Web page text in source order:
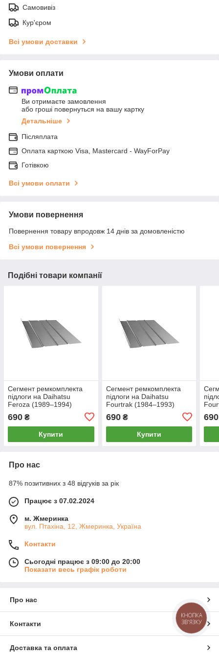
Самовивіз
Кур'єром
Всі умови доставки
Умови оплати
Ви отримаєте замовлення
або гроші повернуться на вашу картку
Детальніше
Післяплата
Оплата карткою Visa, Mastercard - WayForPay
Готівкою
Всі умови оплати
Умови повернення
Повернення товару впродовж 14 днів за домовленістю
Всі умови повернення
Подібні товари компанії
Сегмент ремкомплекта
підлоги на Daihatsu
Feroza (1989–1994)
690 ₴
Купити
Сегмент ремкомплекта
підлоги на Daihatsu
Fourtrak (1984–1993)
690₴
Купити
690
Про нас
87% позитивних з 48 відгуків за рік
Працює з 07.02.2024
м. Жмеринка
вул. Птахіна, 12, Жмеринка, Україна
Контакти
Сьогодні працює з 09:00 до 20:00
Показати весь графік роботи
Про нас
Контакти
Доставка та оплата
КНОПКА
ЗВ'ЯЗКУ